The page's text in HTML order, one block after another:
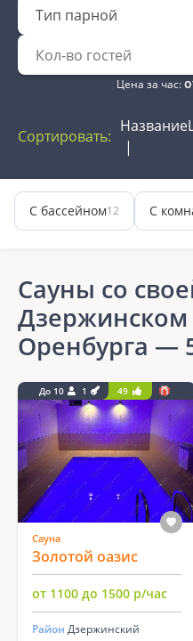
Тип парной
Цена за час:
Сортировать:
Название
С бассейном12 С
Сауны со
Оренбурга —
До 10 1 49
Сауна
Золотой оазис
от 1100 до 1500 р/час
Район Дзержинский